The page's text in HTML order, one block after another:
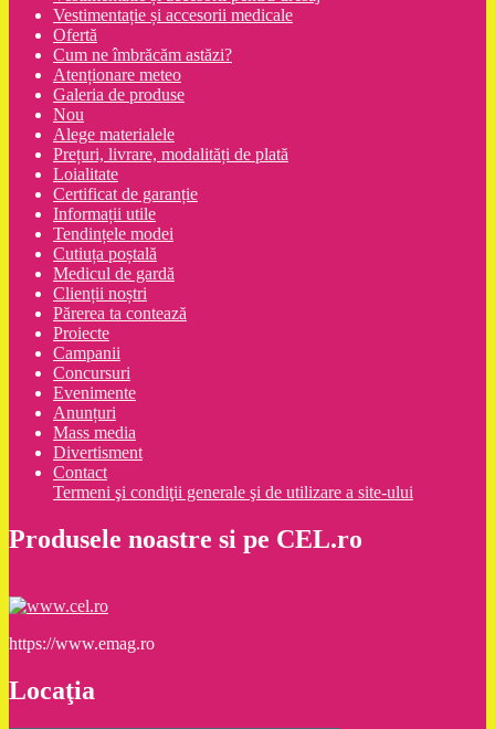
Vestimentație și accesorii medicale
Ofertă
Cum ne îmbrăcăm astăzi?
Atenționare meteo
Galeria de produse
Nou
Alege materialele
Prețuri, livrare, modalități de plată
Loialitate
Certificat de garanție
Informații utile
Tendințele modei
Cutiuța poștală
Medicul de gardă
Clienții noștri
Părerea ta contează
Proiecte
Campanii
Concursuri
Evenimente
Anunțuri
Mass media
Divertisment
Contact
Termeni şi condiţii generale şi de utilizare a site-ului
Produsele noastre si pe CEL.ro
https://www.emag.ro
Locaţia